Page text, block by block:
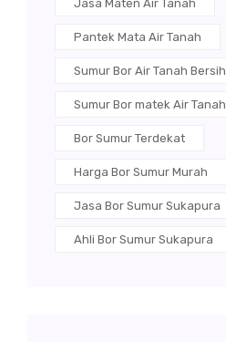
Jasa Maten Air Tanah
Pantek Mata Air Tanah
Sumur Bor Air Tanah Bersih
Sumur Bor matek Air Tanah
Bor Sumur Terdekat
Harga Bor Sumur Murah
Jasa Bor Sumur Sukapura
Ahli Bor Sumur Sukapura